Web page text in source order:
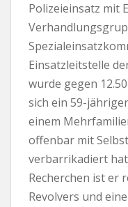
Polizeieinsatz mit
Einsatzleitstelle
wurde gegen
sich ein 59-
einem
offenbar mit
verbarrikadiert
Recherchen ist er
Revolvers und